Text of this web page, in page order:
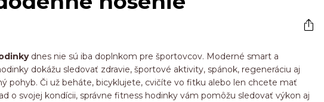
dnes nie sú iba doplnkom pre športovcov. Moderné smart a
dokážu sledovať zdravie, športové aktivity, spánok, regeneráciu aj
pohyb. Či už beháte, bicyklujete, cvičíte vo fitku alebo len chcete mať
o svojej kondícii, správne fitness hodinky vám pomôžu sledovať výkon aj